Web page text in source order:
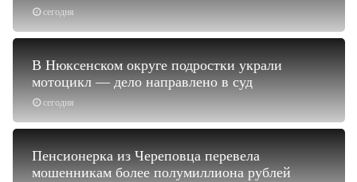
сегодня
сегодня
В Нюксенском округе подростки украли
мотоцикл — дело направлено в суд
Пенсионерка из Череповца перевела
мошенникам более полумиллиона рублей